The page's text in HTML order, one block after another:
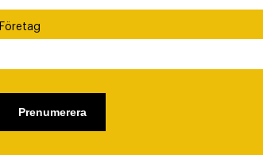
Företag